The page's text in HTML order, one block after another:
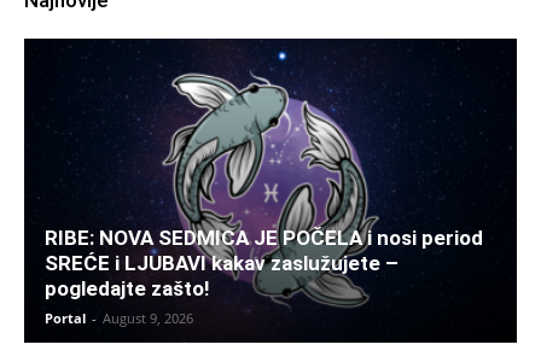
RIBE: NOVA SEDMICA JE POČELA i nosi period
SREĆE i LJUBAVI kakav zaslužujete –
pogledajte zašto!
Portal - August 9, 2026